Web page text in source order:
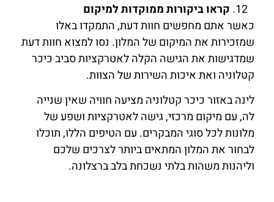
קראו ביקורות ממוקדות למיקום
כאשר אתם מחפשים חוות דעת, התמקדו באלו
שמזכירות את המיקום של המלון. נסו למצוא חוות דעת
שמדגישות את הגישה הקלה לאטרקציות סביב כיכר
קטלוניה ואת איכות השירות של הצוות.
לינה באזור כיכר קטלוניה מציעה חוויה שאין שנייה
לה, עם מיקום מרכזי, גישה לאטרקציות ושפע של
מלונות לכל סוגי המבקרים. עם הטיפים הללו, תוכלו
לבחור את המלון המתאים ביותר לצרכים שלכם
וליהנות משהות בלתי נשכחת בלב ברצלונה.